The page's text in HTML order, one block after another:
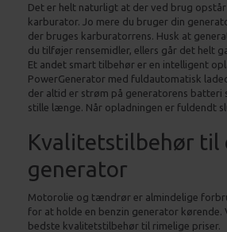
Det er helt naturligt at der ved brug opstår
karburator. Jo mere du bruger din
der bruges karburatorrens. Husk at
du tilføjer rensemidler, ellers går det helt
Et andet smart tilbehør er en intelligent
PowerGenerator med fuldautomatisk
der altid er strøm på generatorens batteri
stille længe. Når opladningen er fuldendt
Kvalitetstilbehør til
generator
Motorolie og tændrør er almindelige
for at holde en benzin generator kørende.
bedste kvalitetstilbehør til rimelige priser.